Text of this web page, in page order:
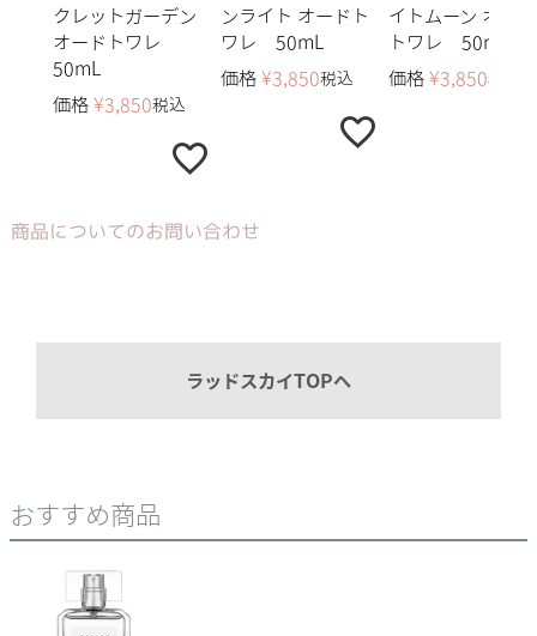
クレットガーデン
オードトワレ
50mL
価格 ¥3,850税込
ンライト オードト
ワレ 50mL
価格 ¥3,850税込
イトムーン オード
トワレ 50mL
価格 ¥3,850税込
商品についてのお問い合わせ
ラッドスカイTOPへ
おすすめ商品